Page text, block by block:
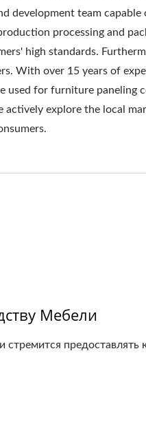
development team
processing and
high standards.
With over 15 years of
used for furniture paneling
actively explore the local
Мебели